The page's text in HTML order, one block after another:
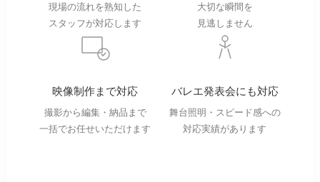
現場の流れを熟知した
スタッフが対応します
大切な瞬間を
見逃しません
映像制作まで対応
撮影から編集・納品まで
一括でお任せいただけます
バレエ発表会にも対応
舞台照明・スピード感への
対応実績があります